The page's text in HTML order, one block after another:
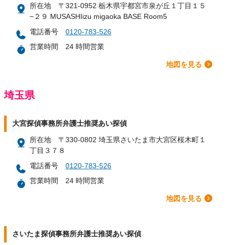
所在地
〒321-0952 栃木県宇都宮市泉が丘１丁目１５
−２９ MUSASHIizu migaoka BASE Room5
電話番号
0120-783-526
営業時間
24 時間営業
地図を見る
埼玉県
大宮探偵事務所弁護士推奨あい探偵
所在地
〒330-0802 埼玉県さいたま市大宮区桜木町１
丁目３７８
電話番号
0120-783-526
営業時間
24 時間営業
地図を見る
さいたま探偵事務所弁護士推奨あい探偵